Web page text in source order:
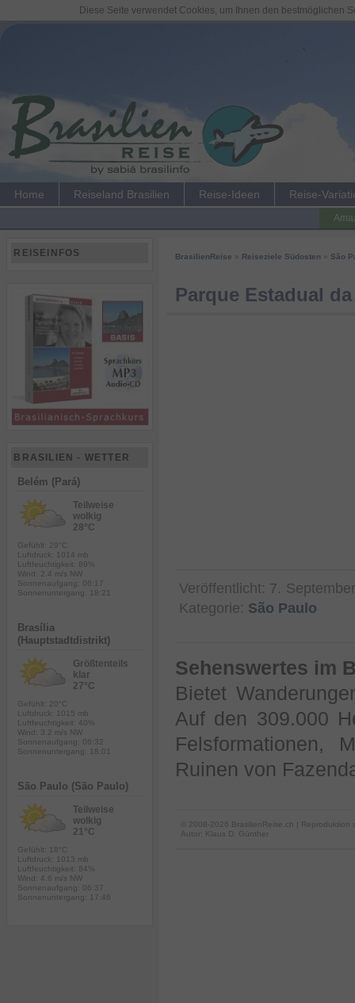
Home Reiseland Brasilien Reise-Ideen Reise-
BrasilienReise Reiseziele Südosten São
Parque Estadual
Veröffentlicht: 7.
Kategorie: São Paulo
Sehenswertes im
Bietet
Auf den 309.000
Felsformationen,
Ruinen von
© 2008-2026 BrasilienReise.ch | Reproduktion
Autor: Klaus D. Günther
REISEINFOS
BRASILIEN - WETTER
Belém (Pará)
Teilweise
wolkig
28°C
Gefühlt: 29°C
Luftdruck: 1014 mb
Luftfeuchtigkeit: 89%
Wind: 2.4 m/s NW
Sonnenaufgang: 06:17
Sonnenuntergang: 18:21
Brasília
(Hauptstadtdistrikt)
Größtenteils
klar
27°C
Gefühlt: 20°C
Luftdruck: 1015 mb
Luftfeuchtigkeit: 40%
Wind: 3.2 m/s NW
Sonnenaufgang: 06:32
Sonnenuntergang: 18:01
São Paulo (São Paulo)
Teilweise
wolkig
21°C
Gefühlt: 18°C
Luftdruck: 1013 mb
Luftfeuchtigkeit: 84%
Wind: 4.6 m/s NW
Sonnenaufgang: 06:37
Sonnenuntergang: 17:46
Diese Seite verwendet Cookies, um Ihnen den bestmöglichen